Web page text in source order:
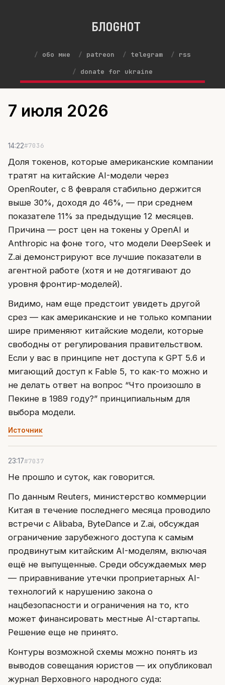
БЛОGНОТ
обо мне patreon telegram
rss
donate for ukraine
7 июля 2026
14:22#7036
Доля токенов, которые американские компании
тратят на китайские AI-модели через
OpenRouter, с 8 февраля стабильно держится
выше 30%, доходя до 46%, — при среднем
показателе 11% за предыдущие 12 месяцев.
Причина — рост цен на токены у OpenAI и
Anthropic на фоне того, что модели DeepSeek и
Z.ai демонстрируют все лучшие показатели в
агентной работе (хотя и не дотягивают до
уровня фронтир-моделей).
Видимо, нам еще предстоит увидеть другой
срез — как американские и не только компании
шире применяют китайские модели, которые
свободны от регулирования правительством.
Если у вас в принципе нет доступа к GPT 5.6 и
мигающий доступ к Fable 5, то как-то можно и
не делать ответ на вопрос “Что произошло в
Пекине в 1989 году?” принципиальным для
выбора модели.
Источник
23:17#7037
Не прошло и суток, как говорится.
По данным Reuters, министерство коммерции
Китая в течение последнего месяца проводило
встречи с Alibaba, ByteDance и Z.ai, обсуждая
ограничение зарубежного доступа к самым
продвинутым китайским AI-моделям, включая
ещё не выпущенные. Среди обсуждаемых мер
— приравнивание утечки проприетарных AI-
технологий к нарушению закона о
нацбезопасности и ограничения на то, кто
может финансировать местные AI-стартапы.
Решение еще не принято.
Контуры возможной схемы можно понять из
выводов совещания юристов — их опубликовал
журнал Верховного народного суда: